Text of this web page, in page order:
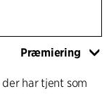
Præmiering
der har tjent som